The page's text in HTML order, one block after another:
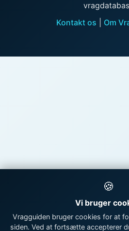
Kontakt os
Om
🍪
Vi bruger
Vragguiden bruger cookies for at
siden. Ved at fortsætte accepterer